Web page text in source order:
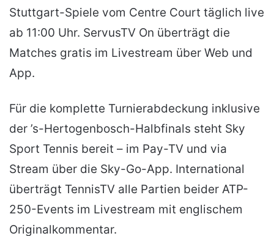
Stuttgart-Spiele vom Centre Court täglich live
ab 11:00 Uhr. ServusTV On überträgt die
Matches gratis im Livestream über Web und
App.
Für die komplette Turnierabdeckung inklusive
der ’s-Hertogenbosch-Halbfinals steht Sky
Sport Tennis bereit – im Pay-TV und via
Stream über die Sky-Go-App. International
überträgt TennisTV alle Partien beider ATP-
250-Events im Livestream mit englischem
Originalkommentar.